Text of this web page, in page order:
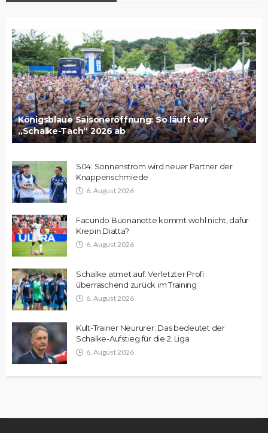
Königsblaue Saisoneröffnung: So läuft der
„Schalke-Tach“ 2026 ab
S04: Sonnenstrom wird neuer Partner der
Knappenschmiede
6. August 2026
Facundo Buonanotte kommt wohl nicht, dafür
Krepin Diatta?
6. August 2026
Schalke atmet auf: Verletzter Profi
überraschend zurück im Training
6. August 2026
Kult-Trainer Neururer: Das bedeutet der
Schalke-Aufstieg für die 2. Liga
6. August 2026